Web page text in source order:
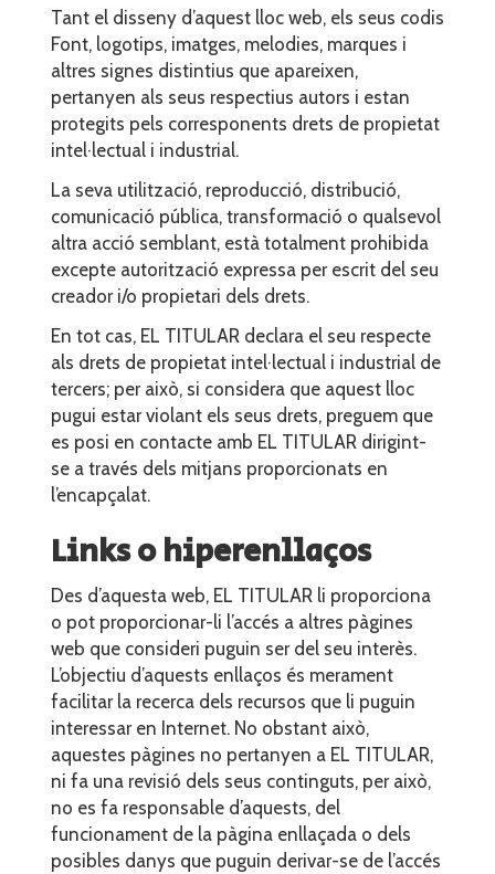
Tant el disseny d’aquest lloc web, els seus codis
Font, logotips, imatges, melodies, marques i
altres signes distintius que apareixen,
pertanyen als seus respectius autors i estan
protegits pels corresponents drets de propietat
intel·lectual i industrial.
La seva utilització, reproducció, distribució,
comunicació pública, transformació o qualsevol
altra acció semblant, està totalment prohibida
excepte autorització expressa per escrit del seu
creador i/o propietari dels drets.
En tot cas, EL TITULAR declara el seu respecte
als drets de propietat intel·lectual i industrial de
tercers; per això, si considera que aquest lloc
pugui estar violant els seus drets, preguem que
es posi en contacte amb EL TITULAR dirigint-
se a través dels mitjans proporcionats en
l’encapçalat.
Links o hiperenllaços
Des d’aquesta web, EL TITULAR li proporciona
o pot proporcionar-li l’accés a altres pàgines
web que consideri puguin ser del seu interès.
L’objectiu d’aquests enllaços és merament
facilitar la recerca dels recursos que li puguin
interessar en Internet. No obstant això,
aquestes pàgines no pertanyen a EL TITULAR,
ni fa una revisió dels seus continguts, per això,
no es fa responsable d’aquests, del
funcionament de la pàgina enllaçada o dels
posibles danys que puguin derivar-se de l’accés